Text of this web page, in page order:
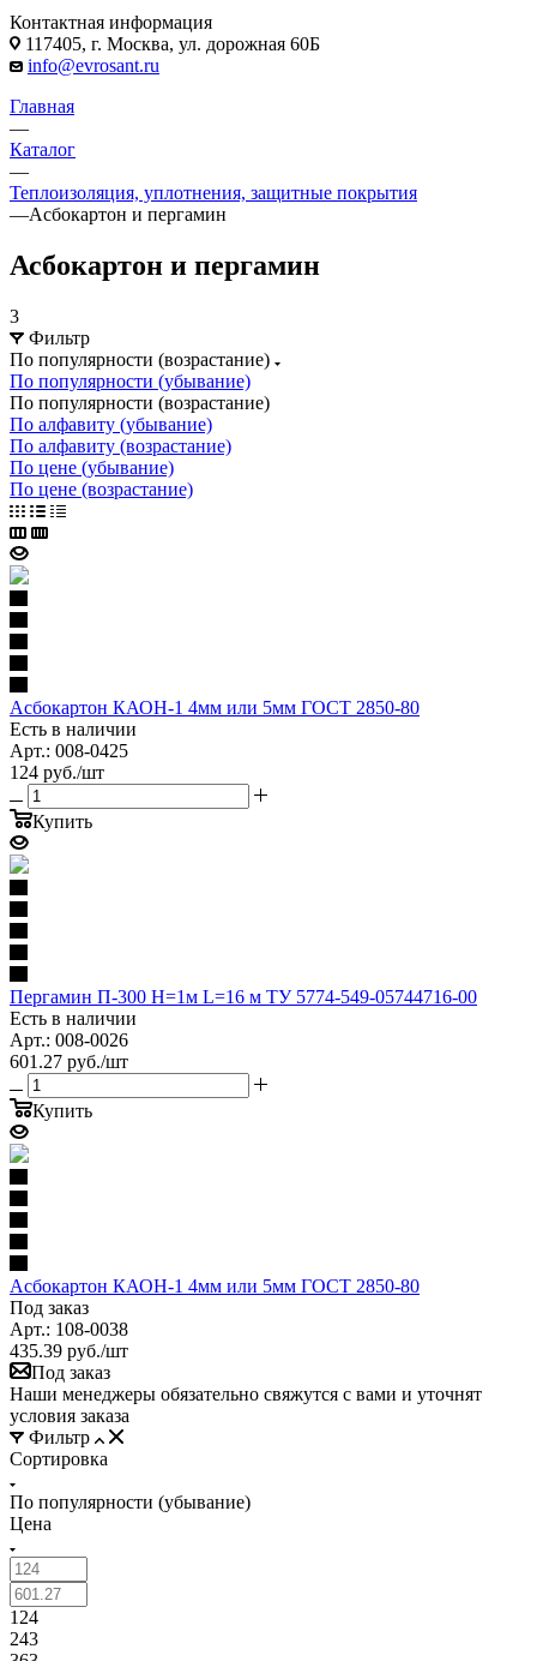
Контактная информация
117405, г. Москва, ул. дорожная 60Б
info@evrosant.ru
Главная
—
Каталог
—
Теплоизоляция, уплотнения, защитные покрытия
—Асбокартон и пергамин
Асбокартон и пергамин
3
Фильтр
По популярности (возрастание)
По популярности (убывание)
По популярности (возрастание)
По алфавиту (убывание)
По алфавиту (возрастание)
По цене (убывание)
По цене (возрастание)
Асбокартон КАОН-1 4мм или 5мм ГОСТ 2850-80
Есть в наличии
Арт.: 008-0425
124 руб./шт
Купить
Пергамин П-300 Н=1м L=16 м ТУ 5774-549-05744716-00
Есть в наличии
Арт.: 008-0026
601.27 руб./шт
Купить
Асбокартон КАОН-1 4мм или 5мм ГОСТ 2850-80
Под заказ
Арт.: 108-0038
435.39 руб./шт
Под заказ
Наши менеджеры обязательно свяжутся с вами и уточнят
условия заказа
Фильтр
Сортировка
По популярности (убывание)
Цена
124
243